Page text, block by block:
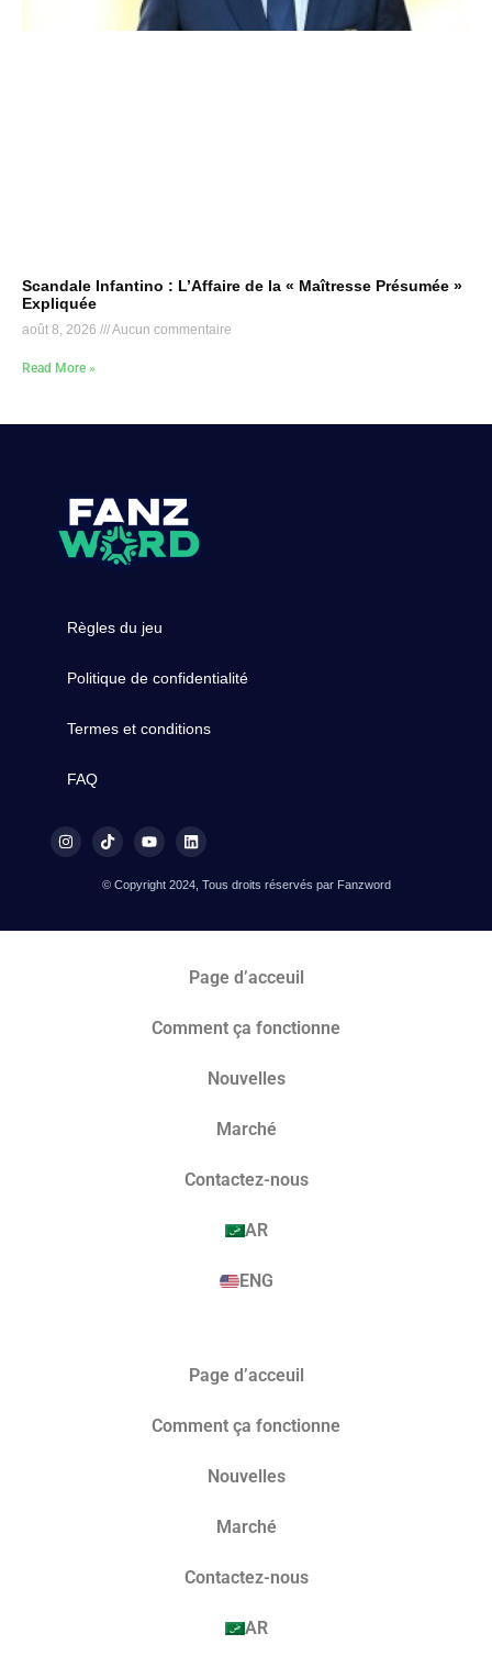
Scandale Infantino : L’Affaire de la « Maîtresse Présumée »
Expliquée
août 8, 2026 Aucun commentaire
Read More »
Règles du jeu
Politique de confidentialité
Termes et conditions
FAQ
© Copyright 2024, Tous droits réservés par Fanzword
Page d’acceuil
Comment ça fonctionne
Nouvelles
Marché​
Contactez-nous
AR
ENG
Page d’acceuil
Comment ça fonctionne
Nouvelles
Marché​
Contactez-nous
AR